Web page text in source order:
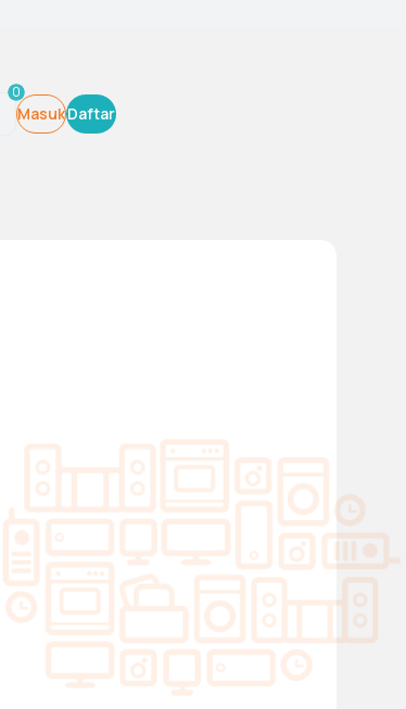
0
MasukDaftar